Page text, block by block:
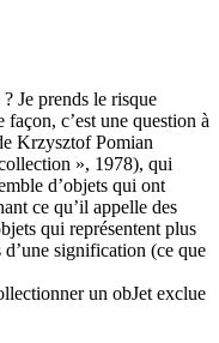
Je prends le risque
façon, c’est une question à
Krzysztof Pomian
», 1978), qui
d’objets qui ont
ce qu’il appelle des
qui représentent plus
d’une signification (ce que
un obJet exclue